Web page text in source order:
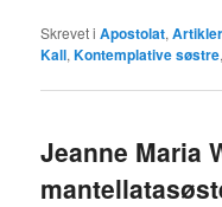
Skrevet i Apostolat,Artikler
Kall,Kontemplative søstre,
Jeanne Maria